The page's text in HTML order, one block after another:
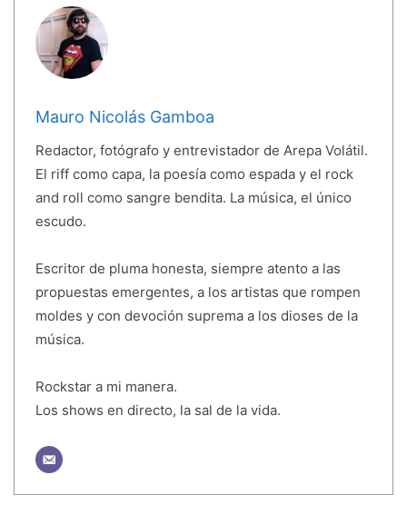
Mauro Nicolás Gamboa
Redactor, fotógrafo y entrevistador de Arepa Volátil.
El riff como capa, la poesía como espada y el rock
and roll como sangre bendita. La música, el único
escudo.
Escritor de pluma honesta, siempre atento a las
propuestas emergentes, a los artistas que rompen
moldes y con devoción suprema a los dioses de la
música.
Rockstar a mi manera.
Los shows en directo, la sal de la vida.